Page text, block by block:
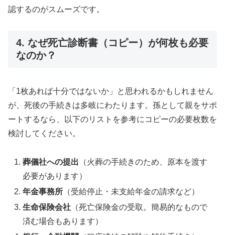
認するのがスムーズです。
4. なぜ死亡診断書（コピー）が何枚も必要
なのか？
「1枚あれば十分ではないか」と思われるかもしれません
が、死後の手続きは多岐にわたります。孫として親をサポ
ートするなら、以下のリストを参考にコピーの必要枚数を
検討してください。
葬儀社への提出 （火葬の手続きのため、原本を渡す
必要があります）
年金事務所 （受給停止・未支給年金の請求など）
生命保険会社 （死亡保険金の受取。簡易的なもので
済む場合もあります）